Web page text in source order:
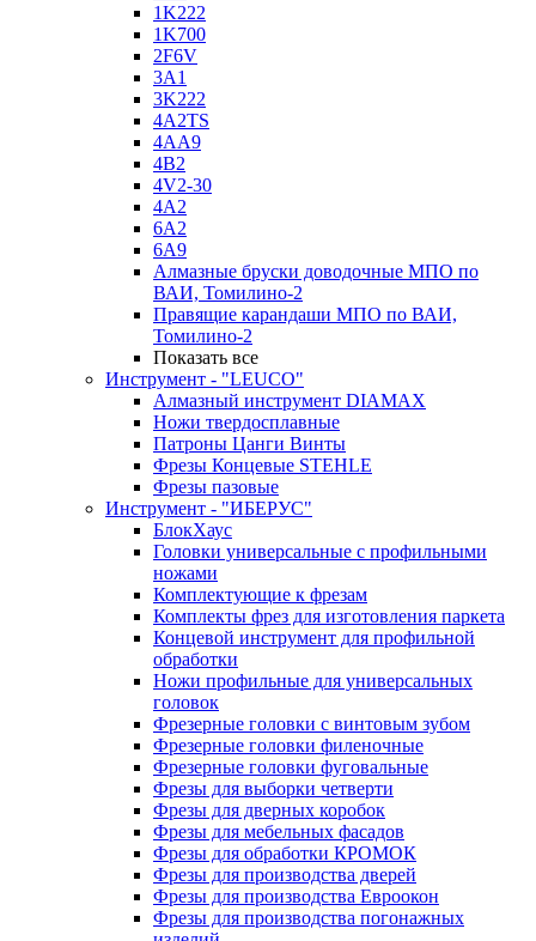
1K222
1K700
2F6V
3A1
3K222
4A2TS
4AA9
4B2
4V2-30
4А2
6A2
6A9
Алмазные бруски доводочные МПО по
ВАИ, Томилино-2
Правящие карандаши МПО по ВАИ,
Томилино-2
Показать все
Инструмент - "LEUCO"
Алмазный инструмент DIAMAX
Ножи твердосплавные
Патроны Цанги Винты
Фрезы Концевые STEHLE
Фрезы пазовые
Инструмент - "ИБЕРУС"
БлокХаус
Головки универсальные с профильными
ножами
Комплектующие к фрезам
Комплекты фрез для изготовления паркета
Концевой инструмент для профильной
обработки
Ножи профильные для универсальных
головок
Фрезерные головки с винтовым зубом
Фрезерные головки филеночные
Фрезерные головки фуговальные
Фрезы для выборки четверти
Фрезы для дверных коробок
Фрезы для мебельных фасадов
Фрезы для обработки КРОМОК
Фрезы для производства дверей
Фрезы для производства Евроокон
Фрезы для производства погонажных